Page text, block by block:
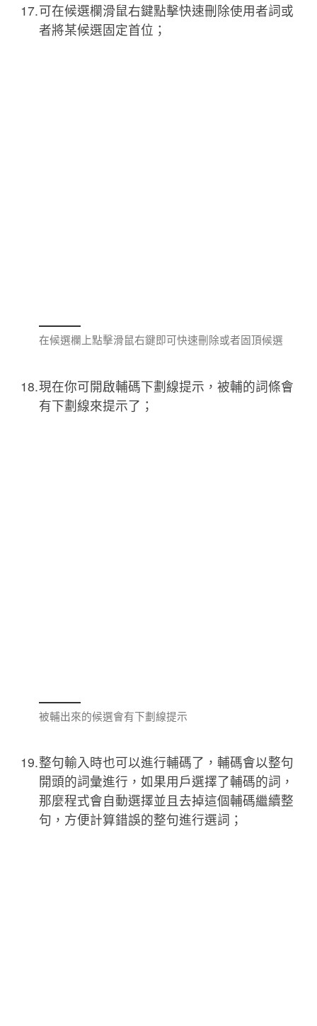
可在候選欄滑鼠右鍵點擊快速刪除使用者詞或
者將某候選固定首位；
在候選欄上點擊滑鼠右鍵即可快速刪除或者固頂候選
現在你可開啟輔碼下劃線提示，被輔的詞條會
有下劃線來提示了；
被輔出來的候選會有下劃線提示
整句輸入時也可以進行輔碼了，輔碼會以整句
開頭的詞彙進行，如果用戶選擇了輔碼的詞，
那麼程式會自動選擇並且去掉這個輔碼繼續整
句，方便計算錯誤的整句進行選詞；